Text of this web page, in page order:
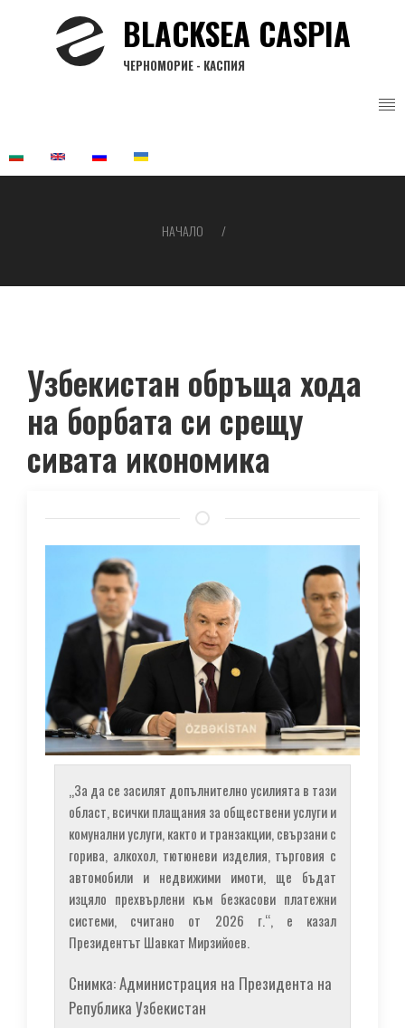
BLACKSEA CASPIA
ЧЕРНОМОРИЕ - КАСПИЯ
НАЧАЛО
Узбекистан обръща хода
на борбата си срещу
сивата икономика
„За да се засилят допълнително усилията в тази
област, всички плащания за обществени услуги и
комунални услуги, както и транзакции, свързани с
горива, алкохол, тютюневи изделия, търговия с
автомобили и недвижими имоти, ще бъдат
изцяло прехвърлени към безкасови платежни
системи, считано от 2026 г.“, е казал
Президентът Шавкат Мирзийоев.
Снимка: Администрация на Президента на
Република Узбекистан